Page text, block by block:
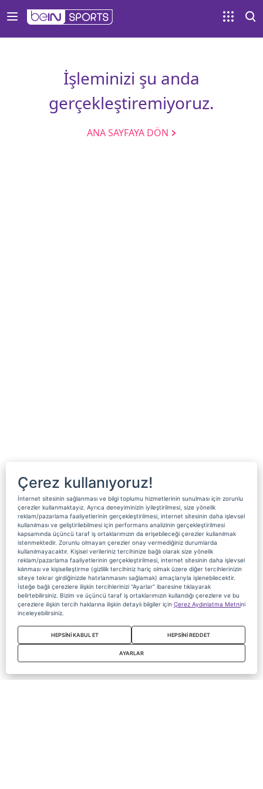
İşleminizi şu anda
gerçekleştiremiyoruz.
ANA SAYFAYA DÖN
Çerez kullanıyoruz!
İnternet sitesinin sağlanması ve bilgi toplumu hizmetlerinin sunulması için zorunlu
çerezler kullanmaktayız. Ayrıca deneyiminizin iyileştirilmesi, size yönelik
reklam/pazarlama faaliyetlerinin gerçekleştirilmesi, internet sitesinin daha işlevsel
kullanılması ve geliştirilebilmesi için performans analizinin gerçekleştirilmesi
kapsamında üçüncü taraf iş ortaklarımızın da erişebileceği çerezler kullanılmak
istenmektedir. Zorunlu olmayan çerezler onay vermediğiniz durumlarda
kullanılmayacaktır. Kişisel verileriniz tercihinize bağlı olarak size yönelik
reklam/pazarlama faaliyetlerinin gerçekleştirilmesi, internet sitesinin daha işlevsel
kılınması ve kişiselleştirme (gizlilik tercihiniz hariç olmak üzere diğer tercihlerinizin
siteye tekrar girdiğinizde hatırlanmasını sağlamak) amaçlarıyla işlenebilecektir.
İsteğe bağlı çerezlere ilişkin tercihlerinizi “Ayarlar” ibaresine tıklayarak
belirtebilirsiniz. Bizim ve üçüncü taraf iş ortaklarımızın kullandığı çerezlere ve bu
çerezlere ilişkin tercih haklarına ilişkin detaylı bilgiler için Çerez Aydınlatma Metnini
inceleyebilirsiniz.
HEPSİNİ KABUL ET HEPSİNİ REDDET
AYARLAR